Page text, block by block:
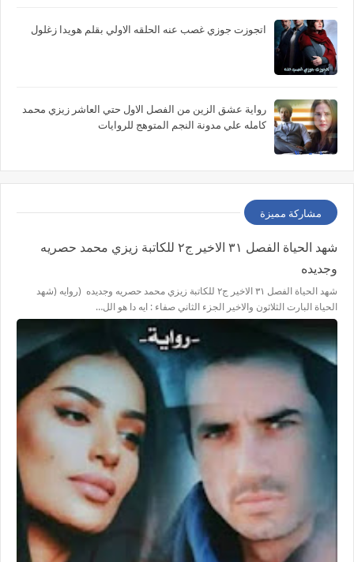
اتجوزت جوزي غصب عنه الحلقه الاولي بقلم هويدا زغلول
رواية عشق الزين من الفصل الاول حتي العاشر زيزي محمد
كامله علي مدونة النجم المتوهج للروايات
مشاركة مميزة
شهد الحياة الفصل ٣١ الاخير ج٢ للكاتبة زيزي محمد حصريه
وجديده
شهد الحياة الفصل ٣١ الاخير ج٢ للكاتبة زيزي محمد حصريه وجديده (روايه (شهد
الحياة البارت الثلاثون والاخير الجزء الثاني صفاء : ايه دا هو الل…